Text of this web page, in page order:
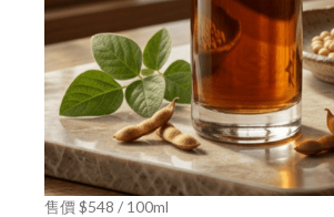
售價 $548 / 100ml